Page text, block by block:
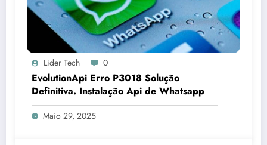
Lider Tech 0
EvolutionApi Erro P3018 Solução
Definitiva. Instalação Api de Whatsapp
Maio 29, 2025